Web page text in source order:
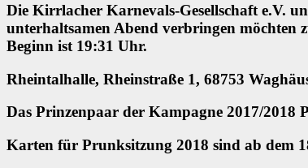
Die Kirrlacher Karnevals-Gesellschaft e.V.
unterhaltsamen Abend verbringen möchten
Beginn ist 19:31 Uhr.
Rheintalhalle, Rheinstraße 1, 68753
Das Prinzenpaar der Kampagne 2017/
Karten für Prunksitzung 2018 sind ab dem